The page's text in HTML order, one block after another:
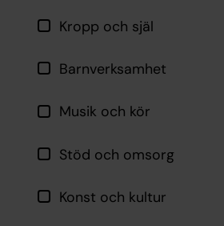
Kropp och själ
Barnverksamhet
Musik och kör
Stöd och omsorg
Konst och kultur